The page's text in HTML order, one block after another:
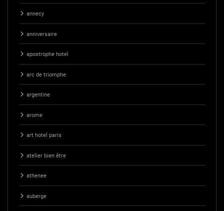
annecy
anniversaire
apostrophe hotel
arc de triomphe
argentine
arome
art hotel paris
atelier bien être
athenee
auberge